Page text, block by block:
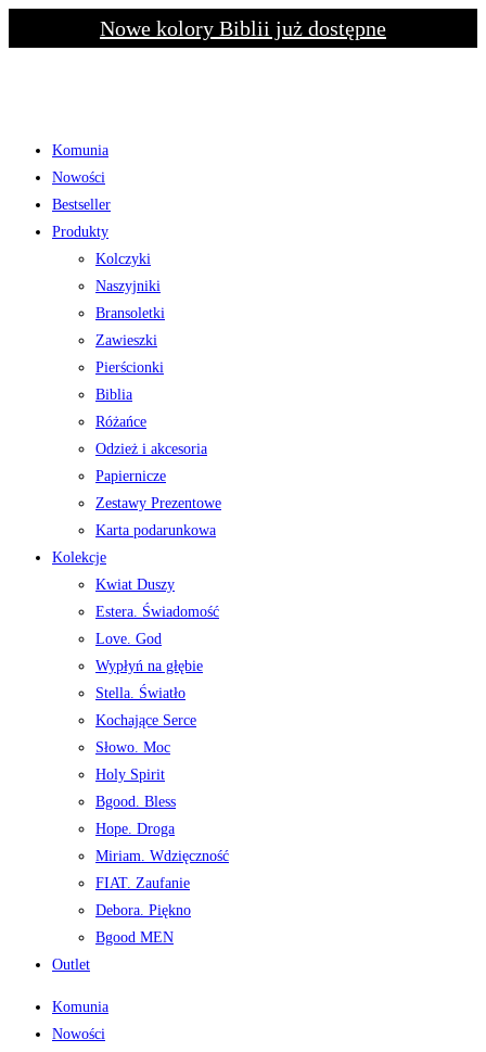
to
Nowe kolory Biblii już dostępne
Komunia
Nowości
Bestseller
Produkty
Kolczyki
Naszyjniki
Bransoletki
Zawieszki
Pierścionki
Biblia
Różańce
Odzież i akcesoria
Papiernicze
Zestawy Prezentowe
Karta podarunkowa
Kolekcje
Kwiat Duszy
Estera. Świadomość
Love. God
Wypłyń na głębie
Stella. Światło
Kochające Serce
Słowo. Moc
Holy Spirit
Bgood. Bless
Hope. Droga
Miriam. Wdzięczność
FIAT. Zaufanie
Debora. Piękno
Bgood MEN
Outlet
Komunia
Nowości